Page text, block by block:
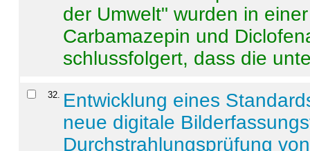
der Umwelt" wurden in
Carbamazepin und
schlussfolgert, dass die
32. Entwicklung eines
neue digitale
Durchstrahlungsprüfung